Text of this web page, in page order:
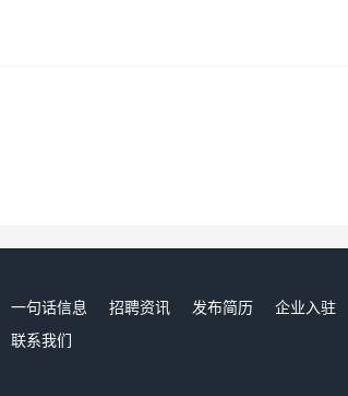
一句话信息 招聘资讯 发布简历 企业入驻
联系我们